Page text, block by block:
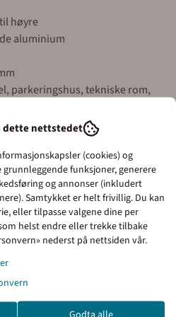
høyre
aluminium
parkeringshus, tekniske rom,
– synlig i mørke
støv og temperaturendringer
levering
fra Merkefabrikken
Legg produktene i
eller ekskl.
kan du
vil se prisene
dette nettstedet
(cookies) og
funksjoner, generere
og annonser (inkludert
Samtykket er helt frivillig. Du kan
eller tilpasse valgene dine per
helst endre eller trekke tilbake
nederst på nettsiden vår.